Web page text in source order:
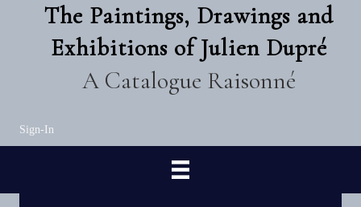
The Paintings, Drawings and
Exhibitions of Julien Dupré
A Catalogue Raisonné
Sign-In